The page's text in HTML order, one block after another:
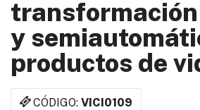
y
productos de
CÓDIGO:VICI0109